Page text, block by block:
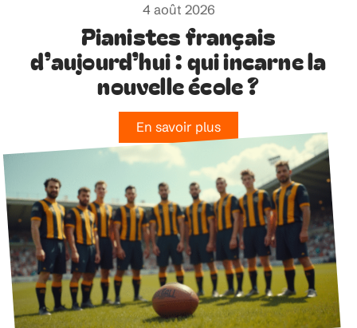
4 août 2026
Pianistes français
d’aujourd’hui : qui incarne la
nouvelle école ?
En savoir plus